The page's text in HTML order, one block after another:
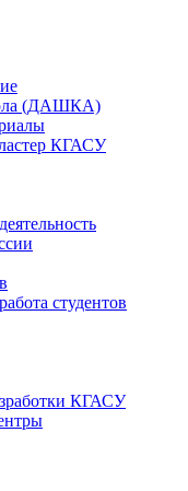
(ДАШКА)
КГАСУ
студентов
КГАСУ